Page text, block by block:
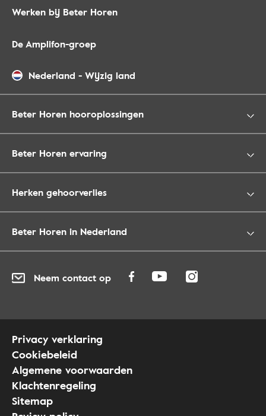
Werken bij Beter Horen
De Amplifon-groep
Nederland - Wijzig land
Beter Horen hooroplossingen
Beter Horen ervaring
Herken gehoorverlies
Beter Horen in Nederland
Neem contact op
Privacy verklaring
Cookiebeleid
Algemene voorwaarden
Klachtenregeling
Sitemap